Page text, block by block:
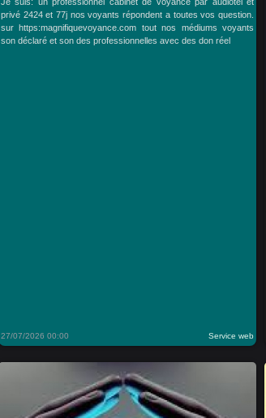
privé 2424 et 77j nos voyants répondent a toutes vos question.
sur https:magnifiquevoyance.com tout nos médiums voyants
son déclaré et son des professionnelles avec des don réel
27/07/2026 00:00 Service web